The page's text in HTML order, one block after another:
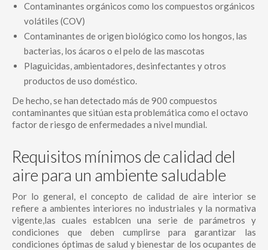
Contaminantes orgánicos como los compuestos orgánicos
volátiles (COV)
Contaminantes de origen biológico como los hongos, las
bacterias, los ácaros o el pelo de las mascotas
Plaguicidas, ambientadores, desinfectantes y otros
productos de uso doméstico.
De hecho, se han detectado más de 900 compuestos
contaminantes que sitúan esta problemática como el octavo
factor de riesgo de enfermedades a nivel mundial.
Requisitos mínimos de calidad del
aire para un ambiente saludable
Por lo general, el concepto de calidad de aire interior se
refiere a ambientes interiores no industriales y la normativa
vigente,las cuales establcen una serie de parámetros y
condiciones que deben cumplirse para garantizar las
condiciones óptimas de salud y bienestar de los ocupantes de